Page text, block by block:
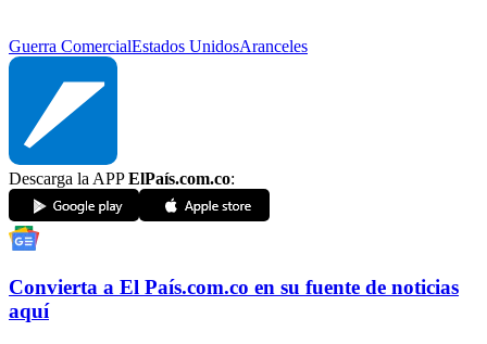
Guerra ComercialEstados UnidosAranceles
Descarga la APPElPaís.com.co:
Convierta a El País.com.co en su fuente de noticias
aquí